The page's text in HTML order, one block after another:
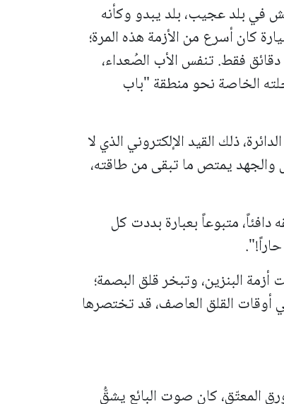
بلد عجيب، بلد يبدو وكأنه
كان أسرع من الأزمة هذه المرة؛
فقط. تنفس الأب الصُعداء،
الخاصة نحو منطقة "باب
ذلك القيد الإلكتروني الذي لا
والجهد يمتص ما تبقى من طاقته،
متبوعاً بعبارة بددت كل
البنزين، وتبخر قلق البصمة؛
أوقات القلق العاصف، قد تختصرها
المعتّق، كان صوت البائع يشقُّ